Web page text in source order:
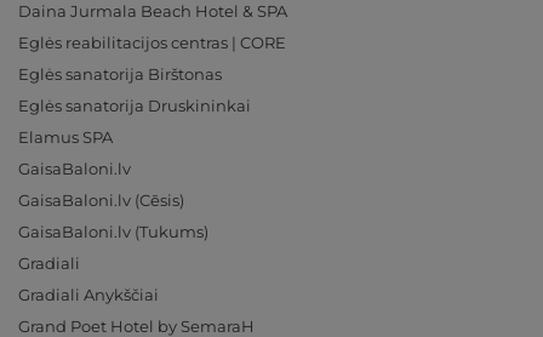
Daina Jurmala Beach Hotel & SPA
Eglės reabilitacijos centras | CORE
Eglės sanatorija Birštonas
Eglės sanatorija Druskininkai
Elamus SPA
GaisaBaloni.lv
GaisaBaloni.lv (Cēsis)
GaisaBaloni.lv (Tukums)
Gradiali
Gradiali Anykščiai
Grand Poet Hotel by SemaraH